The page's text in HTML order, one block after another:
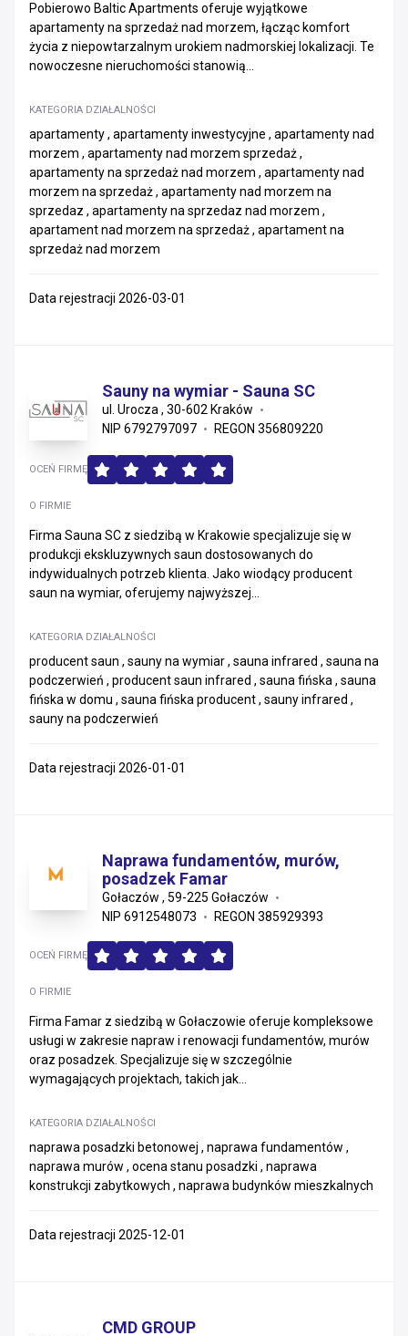
Pobierowo Baltic Apartments oferuje wyjątkowe
apartamenty na sprzedaż nad morzem, łącząc komfort
życia z niepowtarzalnym urokiem nadmorskiej lokalizacji. Te
nowoczesne nieruchomości stanowią...
KATEGORIA DZIAŁALNOŚCI
apartamenty , apartamenty inwestycyjne , apartamenty nad
morzem , apartamenty nad morzem sprzedaż ,
apartamenty na sprzedaż nad morzem , apartamenty nad
morzem na sprzedaż , apartamenty nad morzem na
sprzedaz , apartamenty na sprzedaz nad morzem ,
apartament nad morzem na sprzedaż , apartament na
sprzedaż nad morzem
Data rejestracji 2026-03-01
Sauny na wymiar - Sauna SC
ul. Urocza , 30-602 Kraków
NIP 6792797097
REGON 356809220
O FIRMIE
Firma Sauna SC z siedzibą w Krakowie specjalizuje się w
produkcji ekskluzywnych saun dostosowanych do
indywidualnych potrzeb klienta. Jako wiodący producent
saun na wymiar, oferujemy najwyższej...
KATEGORIA DZIAŁALNOŚCI
producent saun , sauny na wymiar , sauna infrared , sauna na
podczerwień , producent saun infrared , sauna fińska , sauna
fińska w domu , sauna fińska producent , sauny infrared ,
sauny na podczerwień
OCEŃ FIRMĘ
Data rejestracji 2026-01-01
Naprawa fundamentów, murów,
posadzek Famar
Gołaczów , 59-225 Gołaczów
NIP 6912548073
REGON 385929393
O FIRMIE
Firma Famar z siedzibą w Gołaczowie oferuje kompleksowe
usługi w zakresie napraw i renowacji fundamentów, murów
oraz posadzek. Specjalizuje się w szczególnie
wymagających projektach, takich jak...
KATEGORIA DZIAŁALNOŚCI
naprawa posadzki betonowej , naprawa fundamentów ,
naprawa murów , ocena stanu posadzki , naprawa
konstrukcji zabytkowych , naprawa budynków mieszkalnych
OCEŃ FIRMĘ
Data rejestracji 2025-12-01
CMD GROUP